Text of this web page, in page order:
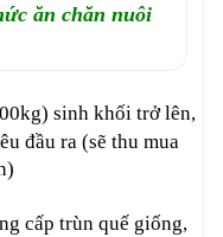
ăn chăn nuôi
sinh khối trở lên,
đầu ra (sẽ thu mua
cấp trùn quế giống,